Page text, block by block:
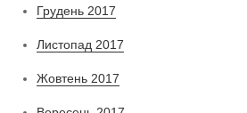
Грудень 2017
Листопад 2017
Жовтень 2017